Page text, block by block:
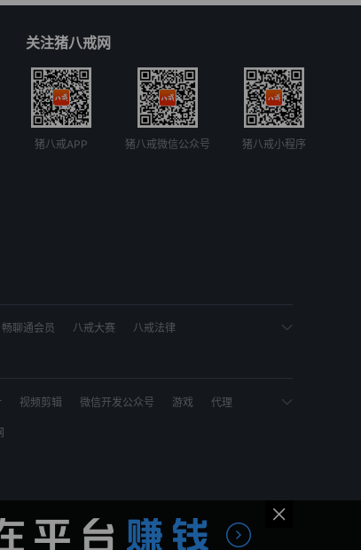
关注猪八戒网
猪八戒APP 猪八戒微信公众号 猪八戒小程序
畅聊通会员 八戒大赛 八戒法律
视频剪辑 微信开发公众号 游戏 代理